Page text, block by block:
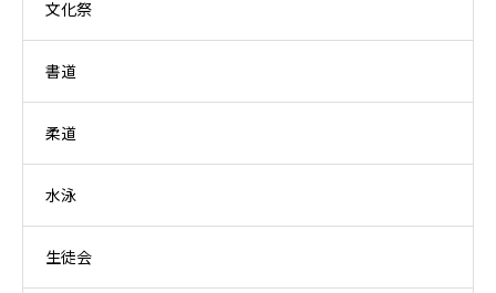
文化祭
書道
柔道
水泳
生徒会